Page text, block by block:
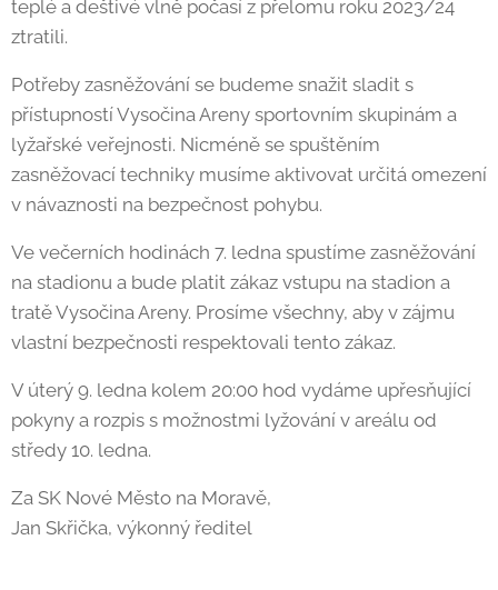
teplé a deštivé vlně počasí z přelomu roku 2023/24
ztratili.
Potřeby zasněžování se budeme snažit sladit s
přístupností Vysočina Areny sportovním skupinám a
lyžařské veřejnosti. Nicméně se spuštěním
zasněžovací techniky musíme aktivovat určitá omezení
v návaznosti na bezpečnost pohybu.
Ve večerních hodinách 7. ledna spustíme zasněžování
na stadionu a bude platit zákaz vstupu na stadion a
tratě Vysočina Areny. Prosíme všechny, aby v zájmu
vlastní bezpečnosti respektovali tento zákaz.
V úterý 9. ledna kolem 20:00 hod vydáme upřesňující
pokyny a rozpis s možnostmi lyžování v areálu od
středy 10. ledna.
Za SK Nové Město na Moravě,
Jan Skřička, výkonný ředitel